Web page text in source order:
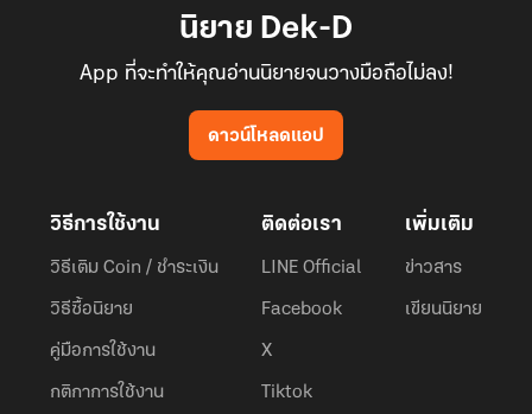
นิยาย Dek-D
App ที่จะทำให้คุณอ่านนิยายจนวางมือถือไม่ลง!
ดาวน์โหลดแอป
วิธีการใช้งาน
วิธีเติม Coin / ชำระเงิน
วิธีซื้อนิยาย
คู่มือการใช้งาน
กติกาการใช้งาน
ติดต่อเรา
LINE Official
Facebook
X
Tiktok
เพิ่มเติม
ข่าวสาร
เขียนนิยาย